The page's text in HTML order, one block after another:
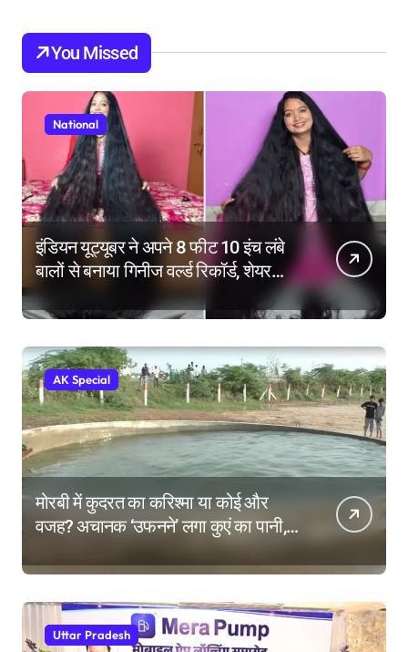
You Missed
National
इंडियन यूट्यूबर ने अपने 8 फीट 10 इंच लंबे
बालों से बनाया गिनीज वर्ल्ड रिकॉर्ड, शेयर
किए हेयर केयर टिप्स
AK Special
मोरबी में कुदरत का करिश्मा या कोई और
वजह? अचानक ‘उफनने’ लगा कुएं का पानी,
Uttar Pradesh